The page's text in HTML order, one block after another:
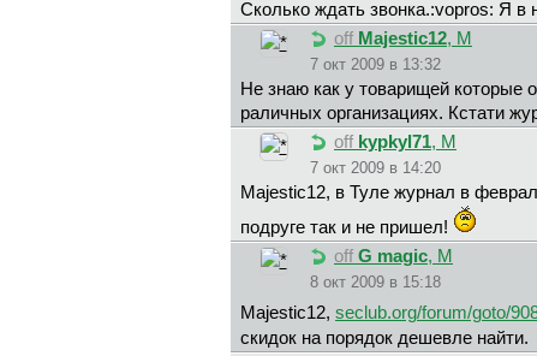
Сколько ждать звонка.:vopros: Я в
off Majestic12, М
7 окт 2009 в 13:32
Не знаю как у товарищей которые
раличных организациях. Кстати
off kypkyl71, М
7 окт 2009 в 14:20
Majestic12, в Туле журнал в
подруге так и не пришел!
off G magic, М
8 окт 2009 в 15:18
Majestic12, seclub.org/forum/goto/
скидок на порядок дешевле найти.